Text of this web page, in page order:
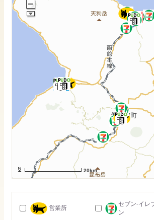
20km
営業所
セブン-イレ
ン